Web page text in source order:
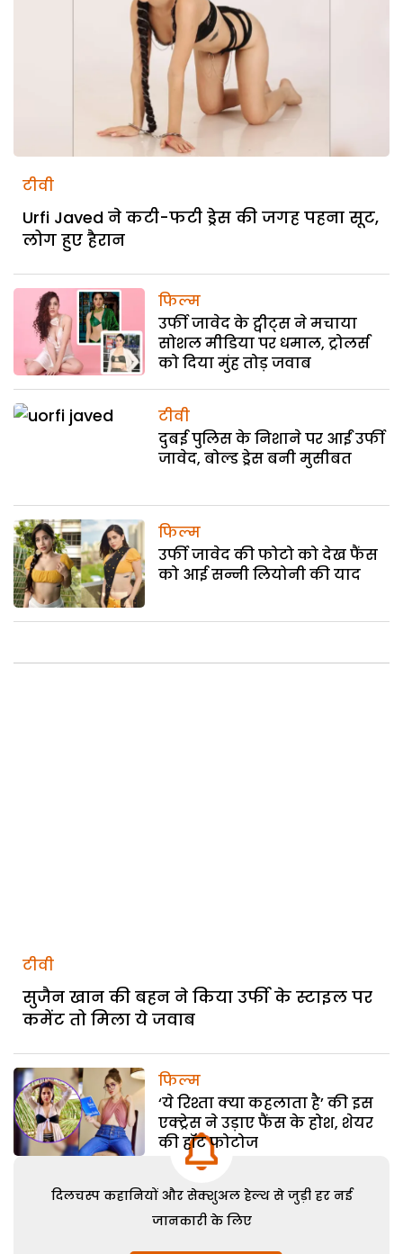
टीवी
Urfi Javed ने कटी-फटी ड्रेस की जगह पहना सूट,
लोग हुए हैरान
फिल्म
उर्फी जावेद के ट्वीट्स ने मचाया
सोशल मीडिया पर धमाल, ट्रोलर्स
को दिया मुंह तोड़ जवाब
टीवी
दुबई पुलिस के निशाने पर आईं उर्फी
जावेद, बोल्ड ड्रेस बनी मुसीबत
फिल्म
उर्फी जावेद की फोटो को देख फैंस
को आई सन्नी लियोनी की याद
टीवी
सुजैन खान की बहन ने किया उर्फी के स्टाइल पर
कमेंट तो मिला ये जवाब
फिल्म
‘ये रिश्ता क्या कहलाता है’ की इस
एक्ट्रेस ने उड़ाए फैंस के होश, शेयर
की हॉट फोटोज
दिलचस्प कहानियों और सेक्शुअल हेल्थ से जुड़ी हर नई
जानकारी के लिए